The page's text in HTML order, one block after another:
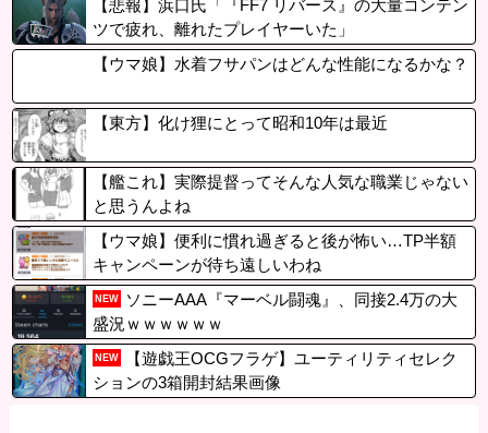
【悲報】浜口氏「『FF7 リバース』の大量コンテン
ツで疲れ、離れたプレイヤーいた」
【ウマ娘】水着フサパンはどんな性能になるかな？
【東方】化け狸にとって昭和10年は最近
【艦これ】実際提督ってそんな人気な職業じゃない
と思うんよね
【ウマ娘】便利に慣れ過ぎると後が怖い…TP半額
キャンペーンが待ち遠しいわね
NEW
ソニーAAA『マーベル闘魂』、同接2.4万の大
盛況ｗｗｗｗｗｗ
NEW
【遊戯王OCGフラゲ】ユーティリティセレク
ションの3箱開封結果画像